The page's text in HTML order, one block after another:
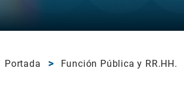
Portada Función Pública y RR.HH.